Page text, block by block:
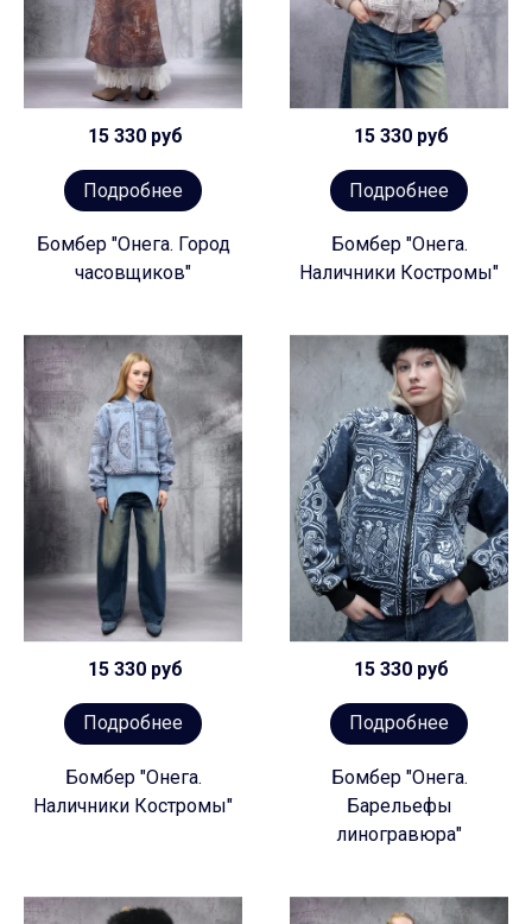
15 330 руб
Подробнее
Бомбер "Онега. Город
часовщиков"
15 330 руб
Подробнее
Бомбер "Онега.
Наличники Костромы"
15 330 руб
Подробнее
Бомбер "Онега.
Наличники Костромы"
15 330 руб
Подробнее
Бомбер "Онега.
Барельефы
линогравюра"